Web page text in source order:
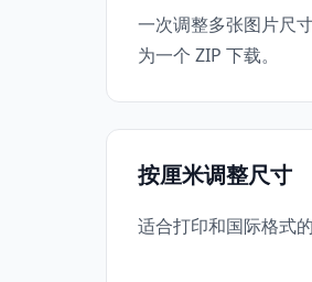
一次调整多张图片尺
为一个 ZIP 下载。
按厘米调整尺寸
适合打印和国际格式